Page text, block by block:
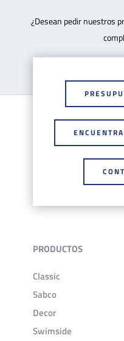
¿Desean pedir nuestros
PRODUCTOS
Classic
Sabco
Decor
Swimside